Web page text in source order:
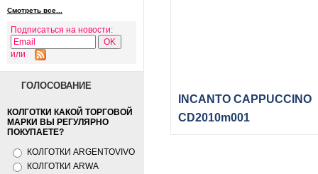
Смотреть все...
Подписаться на новости:
или
ГОЛОСОВАНИЕ
КОЛГОТКИ КАКОЙ ТОРГОВОЙ
МАРКИ ВЫ РЕГУЛЯРНО
ПОКУПАЕТЕ?
КОЛГОТКИ ARGENTOVIVO
КОЛГОТКИ ARWA
INCANTO CAPPUCCINO
CD2010m001